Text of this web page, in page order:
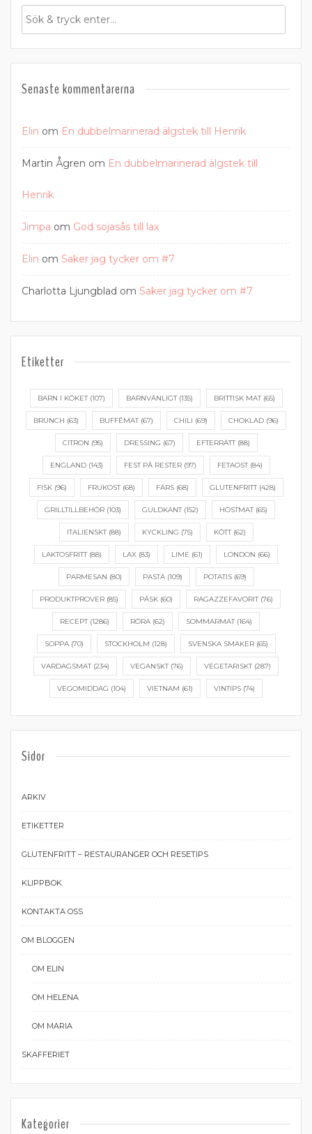
Senaste kommentarerna
Elin om En dubbelmarinerad älgstek till Henrik
Martin Ågren om En dubbelmarinerad älgstek till
Henrik
Jimpa om God sojasås till lax
Elin om Saker jag tycker om #7
Charlotta Ljungblad om Saker jag tycker om #7
Etiketter
BARN I KÖKET(107) BARNVÄNLIGT(135) BRITTISK MAT(65)
BRUNCH (63) BUFFÉMAT(67) CHILI (69) CHOKLAD (96)
CITRON (95) DRESSING (67) EFTERRÄTT(88)
ENGLAND(143) FEST PÅ RESTER(97) FETAOST(84)
FISK(96) FRUKOST(68) FÄRS(68) GLUTENFRITT(428)
GRILLTILLBEHÖR (103) GULDKANT(152) HÖSTMAT(65)
ITALIENSKT(88) KYCKLING (75) KÖTT(62)
LAKTOSFRITT(88) LAX (83) LIME (61) LONDON (66)
PARMESAN (80) PASTA(109) POTATIS(69)
PRODUKTPROVER(85) PÅSK(60) RAGAZZEFAVORIT(76)
RECEPT(1286) RÖRA (62) SOMMARMAT(164)
SOPPA(70) STOCKHOLM (128) SVENSKA SMAKER(65)
VARDAGSMAT(234) VEGANSKT(76) VEGETARISKT(287)
VEGOMIDDAG (104) VIETNAM (61) VINTIPS (74)
Sidor
ARKIV
ETIKETTER
GLUTENFRITT – RESTAURANGER OCH RESETIPS
KLIPPBOK
KONTAKTA OSS
OM BLOGGEN
OM ELIN
OM HELENA
OM MARIA
SKAFFERIET
Kategorier